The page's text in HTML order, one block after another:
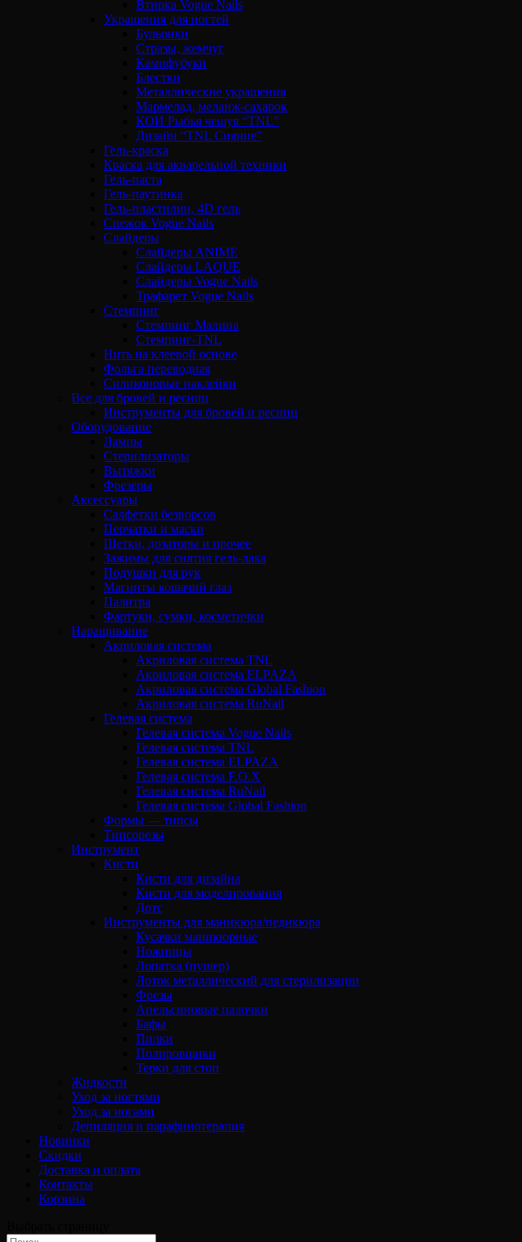
Втирка Vogue Nails
Украшения для ногтей
Бульонки
Стразы, жемчуг
Камифубуки
Блестки
Металлические украшения
Мармелад, меланж-сахарок
КОИ Рыбья чешуя “TNL”
Дизайн “TNL Сияние”
Гель-краска
Краска для акварельной техники
Гель-паста
Гель-паутинка
Гель-пластилин, 4D гель
Снежок Vogue Nails
Слайдеры
Слайдеры ANIME
Слайдеры LAQUE
Слайдеры Vogue Nails
Трафарет Vogue Nails
Стемпинг
Стемпинг Малина
Стемпинг-TNL
Нить на клеевой основе
Фольга переводная
Силиконовые наклейки
Все для бровей и ресниц
Инструменты для бровей и ресниц
Оборудование
Лампы
Стерилизаторы
Вытяжки
Фрезеры
Аксессуары
Салфетки безворсов
Перчатки и маски
Щетки, дозаторы и прочее
Зажимы для снятия гель-лака
Подушки для рук
Магниты кошачий глаз
Палитра
Фартуки, сумки, косметички
Наращивание
Акриловая система
Акриловая система TNL
Акриловая система ELPAZA
Акриловая система Global Fashion
Акриловая система RuNail
Гелевая система
Гелевая система Vogue Nails
Гелевая система TNL
Гелевая система ELPAZA
Гелевая система F.O.X
Гелевая система RuNail
Гелевая система Global Fashion
Формы — типсы
Типсорезы
Инструмент
Кисти
Кисти для дизайна
Кисти для моделирования
Дотс
Инструменты для маникюра/педикюра
Кусачки маникюрные
Ножницы
Лопатка (пушер)
Лоток металлический для стерилизации
Фрезы
Апельсиновые палочки
Бафы
Пилки
Полировщики
Терки для стоп
Жидкости
Уход за ногтями
Уход за ногами
Депиляция и парафинотерапия
Новинки
Скидки
Доставка и оплата
Контакты
Корзина